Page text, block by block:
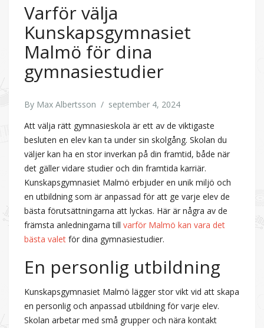
Varför välja
Kunskapsgymnasiet
Malmö för dina
gymnasiestudier
By Max Albertsson / september 4, 2024
Att välja rätt gymnasieskola är ett av de viktigaste
besluten en elev kan ta under sin skolgång. Skolan du
väljer kan ha en stor inverkan på din framtid, både när
det gäller vidare studier och din framtida karriär.
Kunskapsgymnasiet Malmö erbjuder en unik miljö och
en utbildning som är anpassad för att ge varje elev de
bästa förutsättningarna att lyckas. Här är några av de
främsta anledningarna till varför Malmö kan vara det
bästa valet för dina gymnasiestudier.
En personlig utbildning
Kunskapsgymnasiet Malmö lägger stor vikt vid att skapa
en personlig och anpassad utbildning för varje elev.
Skolan arbetar med små grupper och nära kontakt